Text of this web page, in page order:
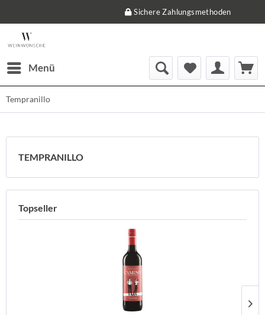
Sichere Zahlungsmethoden
Menü
Tempranillo
TEMPRANILLO
Topseller